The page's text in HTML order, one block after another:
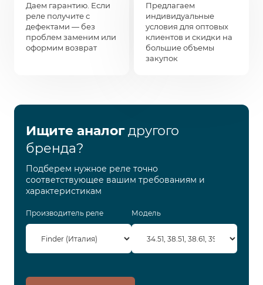
Даем гарантию. Если
реле получите с
дефектами — без
проблем заменим или
оформим возврат
Предлагаем
индивидуальные
условия для оптовых
клиентов и скидки на
большие объемы
закупок
Ищите аналогдругого
бренда?
Подберем нужное реле точно
соответствующее вашим требованиям и
характеристикам
Производитель реле Модель